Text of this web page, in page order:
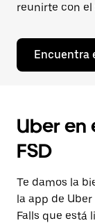
reunirte con el
Encuentra
Uber en
FSD
Te damos la
la app de
Falls que está